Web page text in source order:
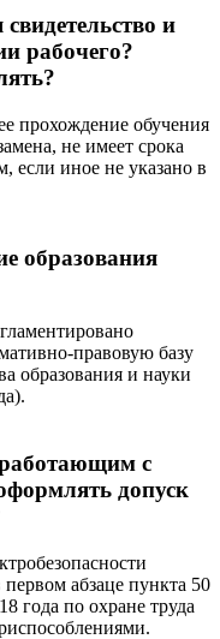
и
рабочего?
прохождение обучения
не имеет срока
если иное не указано в
образования
правовую базу
образования и науки
с
допуск
абзаце пункта 50
года по охране труда